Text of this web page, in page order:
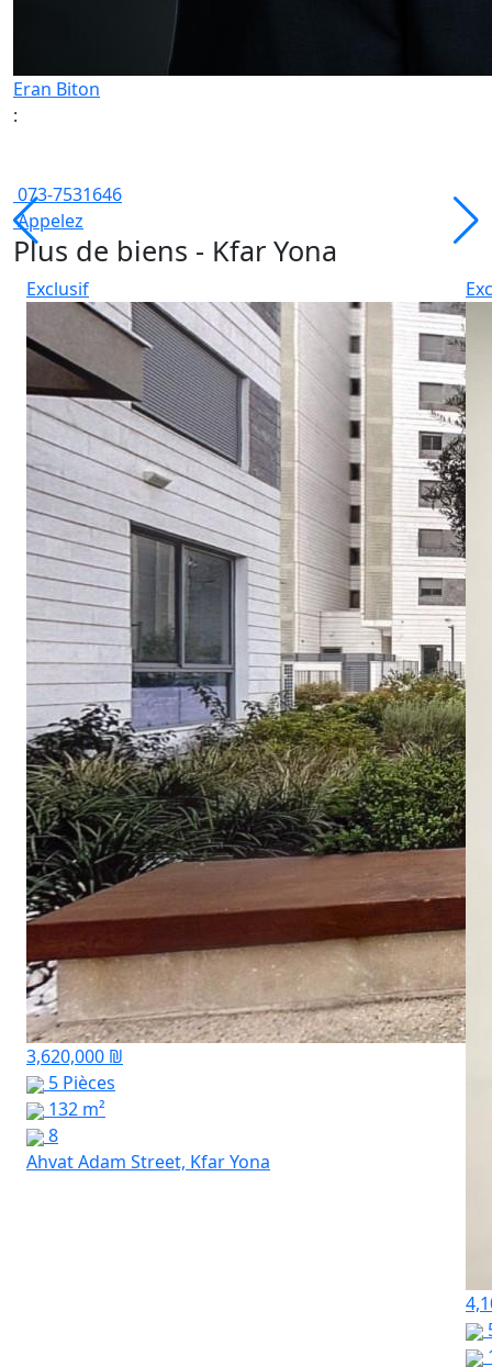
Eran Biton
:
073-7531646
Appelez
Plus de biens - Kfar Yona
Exclusif
3,620,000 ₪
5 Pièces
132 m²
8
Ahvat Adam Street, Kfar Yona